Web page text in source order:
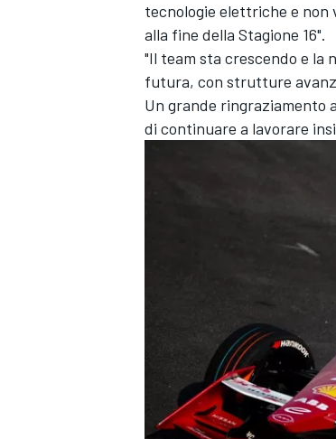
tecnologie elettriche e non
alla fine della Stagione 16".
"Il team sta crescendo e la
futura, con strutture
Un grande ringraziamento
di continuare a lavorare